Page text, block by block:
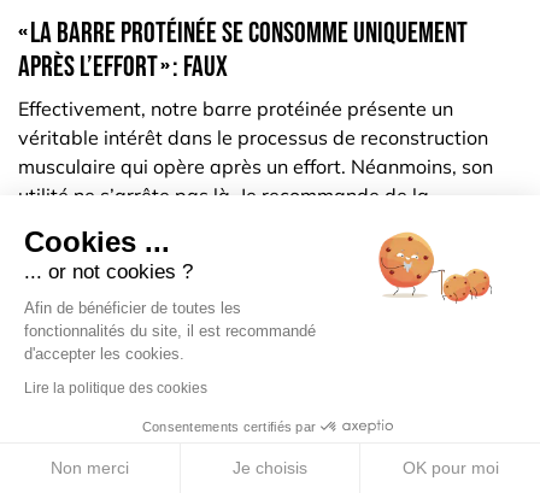
« La barre protéinée se consomme uniquement
après l’effort » : faux
Effectivement, notre barre protéinée présente un
véritable intérêt dans le processus de reconstruction
musculaire qui opère après un effort. Néanmoins, son
utilité ne s’arrête pas là. Je recommande de la
sur certaines sorties longues pouvant s’étendre
plusieurs heures durant, puisqu’elle possède une teneur
raisonnable englucides. Enfin, même si j’accorde une
importance fondamentale aux repas comme rituels
structurants du quotidien d’un individu, notre barre
protéinée peut faire office de coupe-faim ou
dans l’hypothèse où vous n’avez pas eu le temps
alternative saine et gourmande si vous n’avez pas
Cookies ...
... or not cookies ?
Afin de bénéficier de toutes les
fonctionnalités du site, il est recommandé
d'accepter les cookies.
Lire la politique des cookies
Consentements certifiés par
Non merci Je choisis OK pour moi